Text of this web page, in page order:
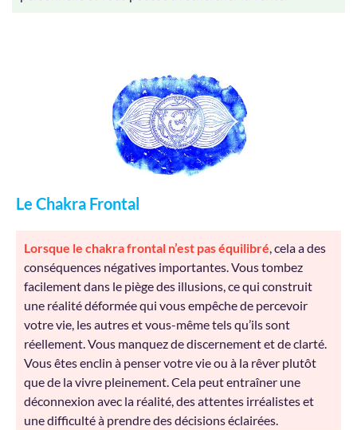
Le Chakra Frontal
Lorsque le chakra frontal n’est pas équilibré, cela a des
conséquences négatives importantes. Vous tombez
facilement dans le piège des illusions, ce qui construit
une réalité déformée qui vous empêche de percevoir
votre vie, les autres et vous-même tels qu’ils sont
réellement. Vous manquez de discernement et de clarté.
Vous êtes enclin à penser votre vie ou à la rêver plutôt
que de la vivre pleinement. Cela peut entraîner une
déconnexion avec la réalité, des attentes irréalistes et
une difficulté à prendre des décisions éclairées.